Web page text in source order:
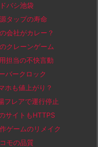
バシ池袋
タップの寿命
会社がカレー？
クレーンゲーム
担当の不快言動
バークロック
も値上がり？
レアで運行停止
サイトもHTTPS
ゲームのリメイク
モの品質